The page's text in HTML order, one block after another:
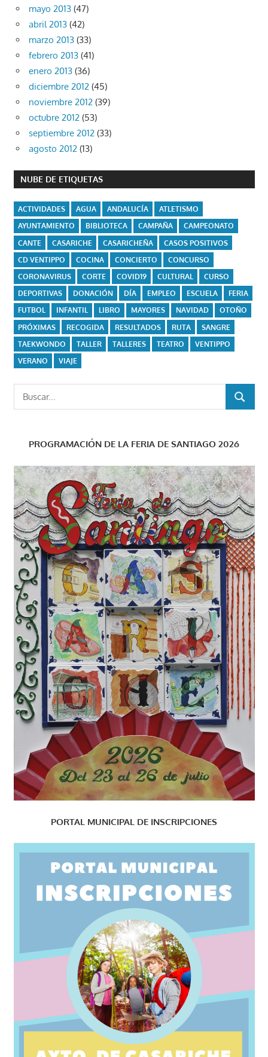
mayo 2013 (47)
abril 2013 (42)
marzo 2013 (33)
febrero 2013 (41)
enero 2013 (36)
diciembre 2012 (45)
noviembre 2012 (39)
octubre 2012 (53)
septiembre 2012 (33)
agosto 2012 (13)
NUBE DE ETIQUETAS
ACTIVIDADES AGUA ANDALUCÍA
ATLETISMO
AYUNTAMIENTO
BIBLIOTECA CAMPAÑA
CAMPEONATO
CANTE
CASARICHE CASARICHEÑA
CASOS POSITIVOS
CD VENTIPPO
COCINA CONCIERTO
CONCURSO
CORONAVIRUS
CORTE COVID19 CULTURAL
CURSO
DEPORTIVAS
DONACIÓN DÍA EMPLEO ESCUELA
FERIA
FUTBOL
INFANTIL LIBRO MAYORES NAVIDAD
OTOÑO
PRÓXIMAS
RECOGIDA RESULTADOS RUTA
SANGRE
TAEKWONDO
TALLER TALLERES TEATRO
VENTIPPO
VERANO
VIAJE
Buscar:
BUSCAR
PROGRAMACIÓN DE LA FERIA DE SANTIAGO 2026
PORTAL MUNICIPAL DE INSCRIPCIONES